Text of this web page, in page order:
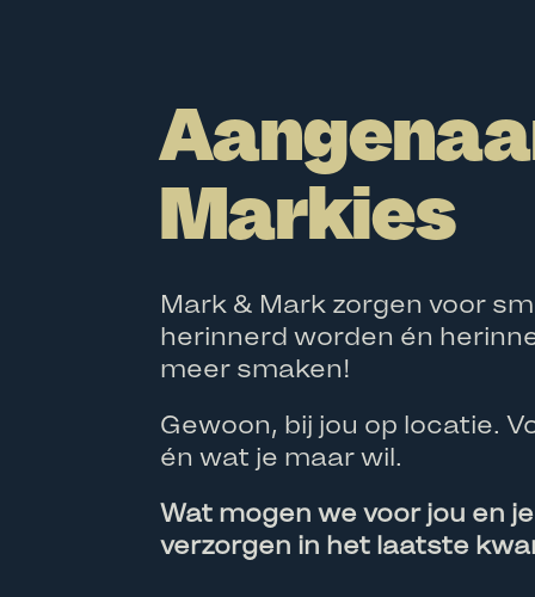
Markies
Mark & Mark zorgen voor
herinnerd worden én
meer smaken!
Gewoon, bij jou op locatie.
én wat je maar wil.
Wat mogen we voor jou en
verzorgen in het laatste